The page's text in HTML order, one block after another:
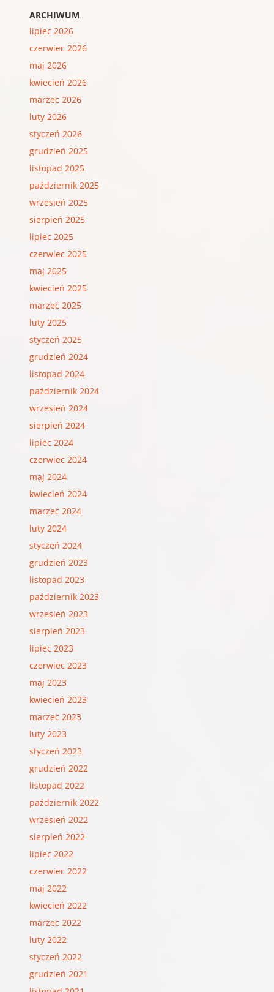
ARCHIWUM
lipiec 2026
czerwiec 2026
maj 2026
kwiecień 2026
marzec 2026
luty 2026
styczeń 2026
grudzień 2025
listopad 2025
październik 2025
wrzesień 2025
sierpień 2025
lipiec 2025
czerwiec 2025
maj 2025
kwiecień 2025
marzec 2025
luty 2025
styczeń 2025
grudzień 2024
listopad 2024
październik 2024
wrzesień 2024
sierpień 2024
lipiec 2024
czerwiec 2024
maj 2024
kwiecień 2024
marzec 2024
luty 2024
styczeń 2024
grudzień 2023
listopad 2023
październik 2023
wrzesień 2023
sierpień 2023
lipiec 2023
czerwiec 2023
maj 2023
kwiecień 2023
marzec 2023
luty 2023
styczeń 2023
grudzień 2022
listopad 2022
październik 2022
wrzesień 2022
sierpień 2022
lipiec 2022
czerwiec 2022
maj 2022
kwiecień 2022
marzec 2022
luty 2022
styczeń 2022
grudzień 2021